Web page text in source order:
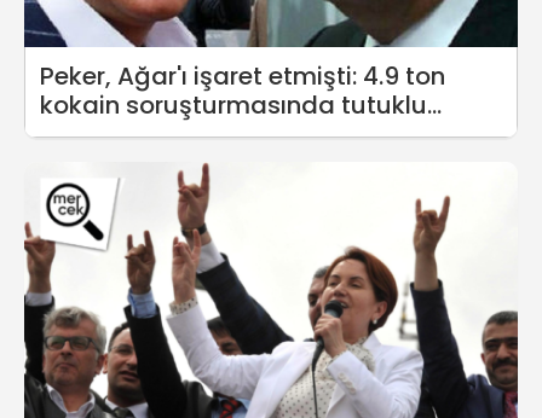
Peker, Ağar'ı işaret etmişti: 4.9 ton
kokain soruşturmasında tutuklu
kalmadı!